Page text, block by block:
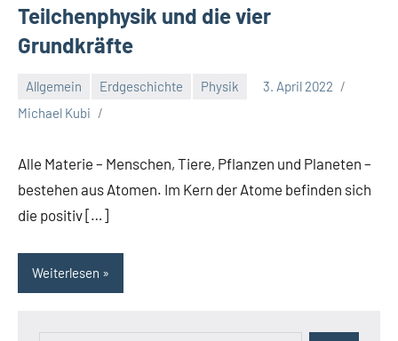
Teilchenphysik und die vier
Grundkräfte
Allgemein Erdgeschichte Physik
3. April 2022
Michael Kubi
Alle Materie – Menschen, Tiere, Pflanzen und Planeten –
bestehen aus Atomen. Im Kern der Atome befinden sich
die positiv […]
Weiterlesen